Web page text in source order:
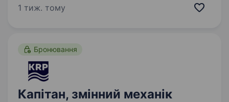
та експорті зернових культур. Ми шукаємо
1 тиж. тому
Бронювання
Капітан, змінний механік